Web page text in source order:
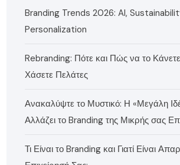
Branding Trends 2026: AI,
Personalization
Rebranding: Πότε και Πώς να το
Χάσετε Πελάτες
Ανακαλύψτε το Μυστικό: Η «Μεγάλη
Αλλάζει το Branding της Μικρής σας
Τι Είναι το Branding και Γιατί Είναι